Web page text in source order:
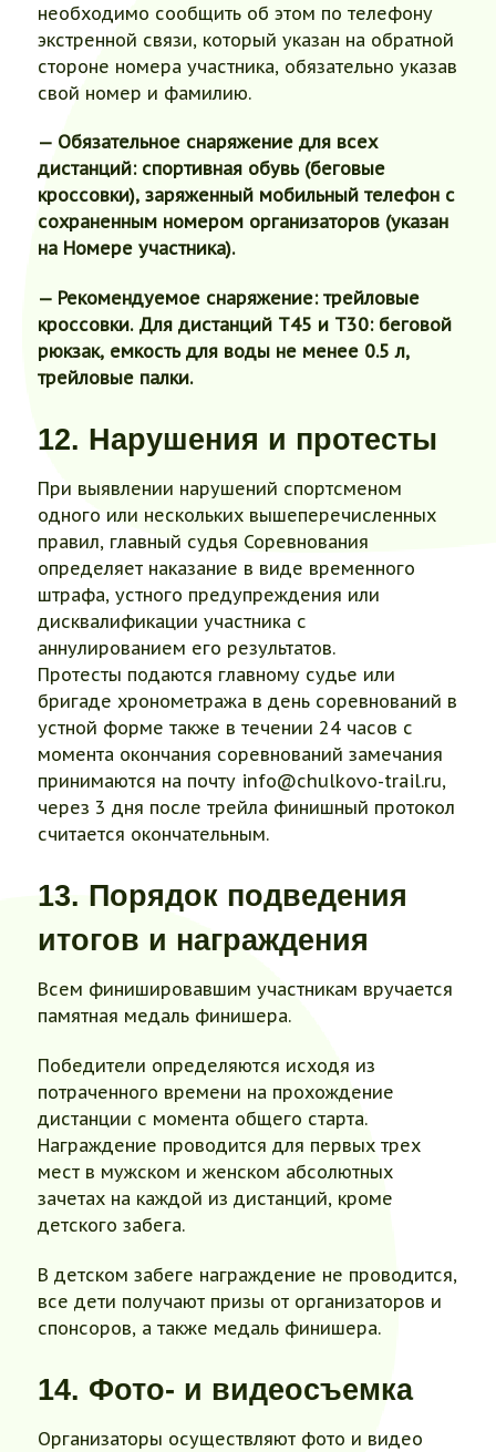
необходимо сообщить об этом по телефону
экстренной связи, который указан на обратной
стороне номера участника, обязательно указав
свой номер и фамилию.
— Обязательное снаряжение для всех
дистанций: спортивная обувь (беговые
кроссовки), заряженный мобильный телефон с
сохраненным номером организаторов (указан
на Номере участника).
— Рекомендуемое снаряжение: трейловые
кроссовки. Для дистанций Т45 и Т30: беговой
рюкзак, емкость для воды не менее 0.5 л,
трейловые палки.
12. Нарушения и протесты
При выявлении нарушений спортсменом
одного или нескольких вышеперечисленных
правил, главный судья Соревнования
определяет наказание в виде временного
штрафа, устного предупреждения или
дисквалификации участника с
аннулированием его результатов.
Протесты подаются главному судье или
бригаде хронометража в день соревнований в
устной форме также в течении 24 часов с
момента окончания соревнований замечания
принимаются на почту info@chulkovo-trail.ru,
через 3 дня после трейла финишный протокол
считается окончательным.
13. Порядок подведения
итогов и награждения
Всем финишировавшим участникам вручается
памятная медаль финишера.
Победители определяются исходя из
потраченного времени на прохождение
дистанции с момента общего старта.
Награждение проводится для первых трех
мест в мужском и женском абсолютных
зачетах на каждой из дистанций, кроме
детского забега.
В детском забеге награждение не проводится,
все дети получают призы от организаторов и
спонсоров, а также медаль финишера.
14. Фото- и видеосъемка
Организаторы осуществляют фото и видео